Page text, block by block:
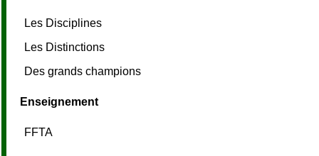
Les Disciplines
Les Distinctions
Des grands champions
Enseignement
FFTA